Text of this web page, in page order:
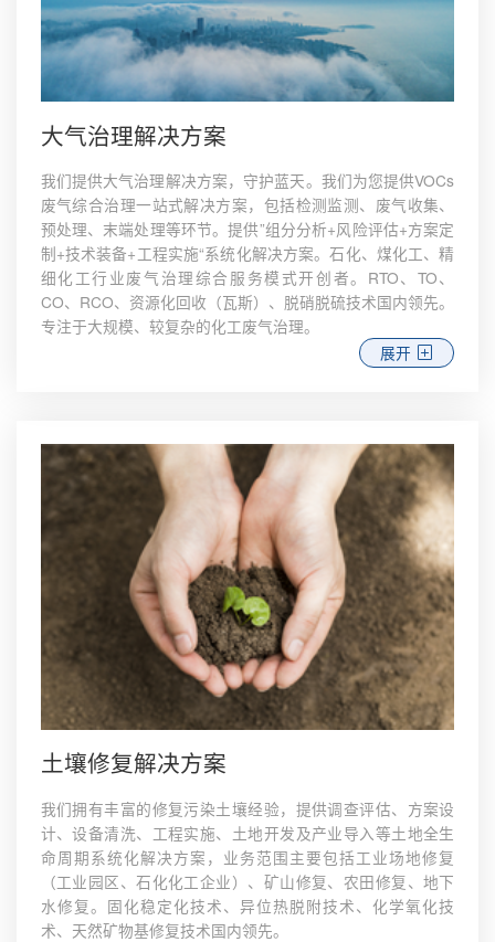
大气治理解决方案
我们提供大气治理解决方案，守护蓝天。我们为您提供VOCs
废气综合治理一站式解决方案，包括检测监测、废气收集、
预处理、末端处理等环节。提供”组分分析+风险评估+方案定
制+技术装备+工程实施“系统化解决方案。石化、煤化工、精
细化工行业废气治理综合服务模式开创者。RTO、TO、
CO、RCO、资源化回收（瓦斯）、脱硝脱硫技术国内领先。
专注于大规模、较复杂的化工废气治理。
展开
土壤修复解决方案
我们拥有丰富的修复污染土壤经验，提供调查评估、方案设
计、设备清洗、工程实施、土地开发及产业导入等土地全生
命周期系统化解决方案，业务范围主要包括工业场地修复
（工业园区、石化化工企业）、矿山修复、农田修复、地下
水修复。固化稳定化技术、异位热脱附技术、化学氧化技
术、天然矿物基修复技术国内领先。